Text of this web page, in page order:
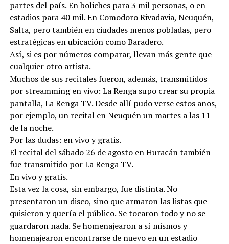
partes del país. En boliches para 3 mil personas, o en
estadios para 40 mil. En Comodoro Rivadavia, Neuquén,
Salta, pero también en ciudades menos pobladas, pero
estratégicas en ubicación como Baradero.
Así, si es por números comparar, llevan más gente que
cualquier otro artista.
Muchos de sus recitales fueron, además, transmitidos
por streamming en vivo: La Renga supo crear su propia
pantalla, La Renga TV. Desde allí pudo verse estos años,
por ejemplo, un recital en Neuquén un martes a las 11
de la noche.
Por las dudas: en vivo y gratis.
El recital del sábado 26 de agosto en Huracán también
fue transmitido por La Renga TV.
En vivo y gratis.
Esta vez la cosa, sin embargo, fue distinta. No
presentaron un disco, sino que armaron las listas que
quisieron y quería el público. Se tocaron todo y no se
guardaron nada. Se homenajearon a sí mismos y
homenajearon encontrarse de nuevo en un estadio